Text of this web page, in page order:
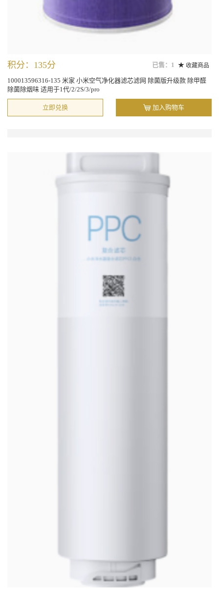
已售：1 收藏商品
积分：135分
100013596316-135 米家 小米空气净化器滤芯滤网 除菌版升级款 除甲醛
除菌除烟味 适用于1代/2/2S/3/pro
立即兑换 加入购物车